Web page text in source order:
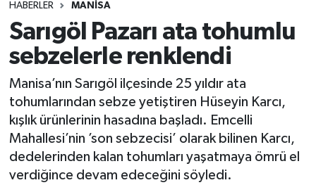
HABERLER MANİSA
Sarıgöl Pazarı ata tohumlu
sebzelerle renklendi
Manisa’nın Sarıgöl ilçesinde 25 yıldır ata
tohumlarından sebze yetiştiren Hüseyin Karcı,
kışlık ürünlerinin hasadına başladı. Emcelli
Mahallesi’nin ’son sebzecisi’ olarak bilinen Karcı,
dedelerinden kalan tohumları yaşatmaya ömrü el
verdiğince devam edeceğini söyledi.
SPOR
YAŞAM
RESMİ REKLAM
Son Dakika Haberleri
Haber Arşivi